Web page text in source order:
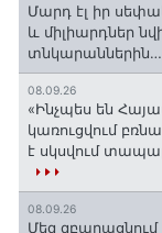
Մարդ էլ իր
և միլիարդներ
08.09.26
«Ինչպես են
կառուցվում
է սկսվում
08.09.26
Մեզ զբաղացնում